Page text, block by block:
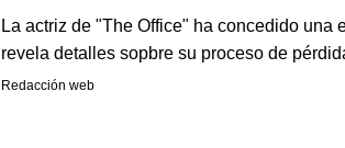
La actriz de "The Office" ha concedido una
revela detalles sopbre su proceso de
Redacción web